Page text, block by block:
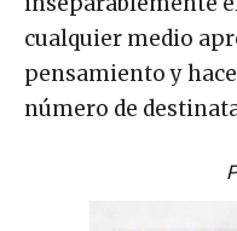
cualquier medio
pensamiento y
número de